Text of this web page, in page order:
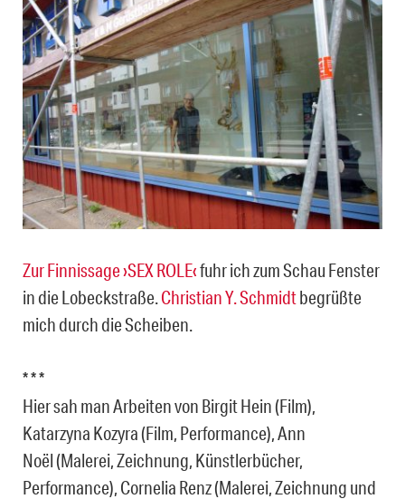
Zur Finnissage ›SEX ROLE‹fuhr ich zum Schau Fenster
in die Lobeckstraße.Christian Y. Schmidtbegrüßte
mich durch die Scheiben.
* * *
Hier sah man Arbeiten von Birgit Hein (Film),
Katarzyna Kozyra (Film, Performance), Ann
Noël (Malerei, Zeichnung, Künstlerbücher,
Performance), Cornelia Renz (Malerei, Zeichnung und